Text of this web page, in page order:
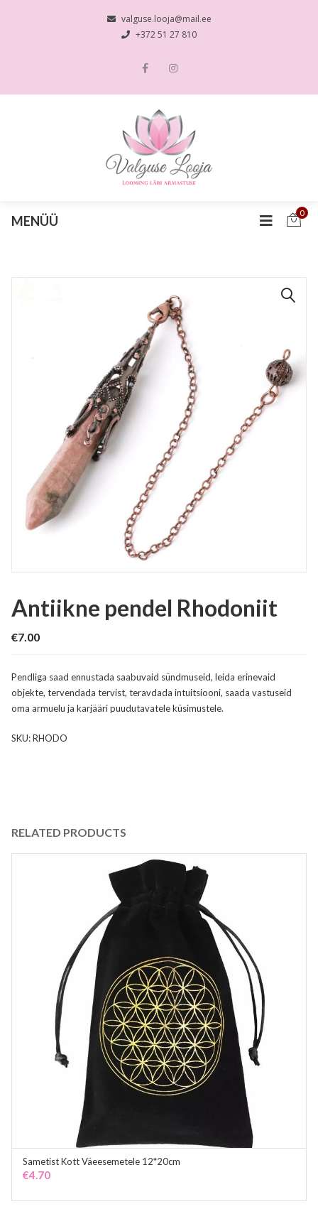
valguse.looja@mail.ee
+372 51 27 810
MENÜÜ
0
Antiikne pendel Rhodoniit
€7.00
Pendliga saad ennustada saabuvaid sündmuseid, leida erinevaid
objekte, tervendada tervist, teravdada intuitsiooni, saada vastuseid
oma armuelu ja karjääri puudutavatele küsimustele.
SKU:RHODO
RELATED PRODUCTS
ADD TO CART
Sametist Kott Väeesemetele 12*20cm
€4.70